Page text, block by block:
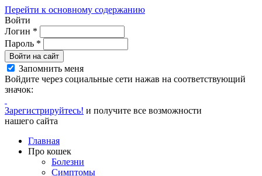
Перейти к основному содержанию
Войти
Логин *
Пароль *
Войти на сайт
Запомнить меня
Войдите через социальные сети нажав на соответствующий
значок:
Зарегистрируйтесь! и получите все возможности
нашего сайта
Главная
Про кошек
Болезни
Симптомы